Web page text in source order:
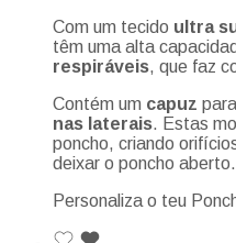
Com um tecido ultra
têm uma alta
respiráveis, que faz
Contém um capuz
nas laterais. Estas
poncho, criando
deixar o poncho aberto.
Personaliza o teu